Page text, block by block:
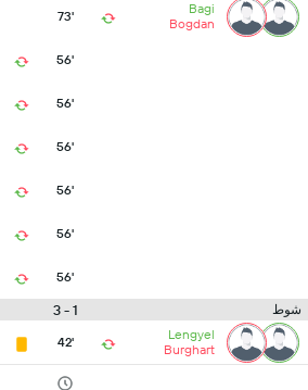
Bagi
Bogdan
73'
56'
56'
56'
56'
56'
56'
شوط
1 - 3
Lengyel
Burghart
42'